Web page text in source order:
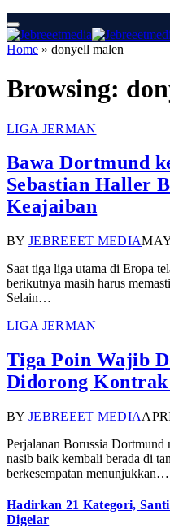
Home » donyell malen
Browsing:
LIGA JERMAN
Bawa Dortmund
Sebastian Haller
Keajaiban
BY JEBREEET MEDIA
Saat tiga liga utama di Eropa
berikutnya masih harus
Selain…
LIGA JERMAN
Tiga Poin Wajib
Didorong Kontrak
BY JEBREEET MEDIA
Perjalanan Borussia
nasib baik kembali berada di
berkesempatan menunjukkan…
Hadirkan 21 Kategori,
Digelar